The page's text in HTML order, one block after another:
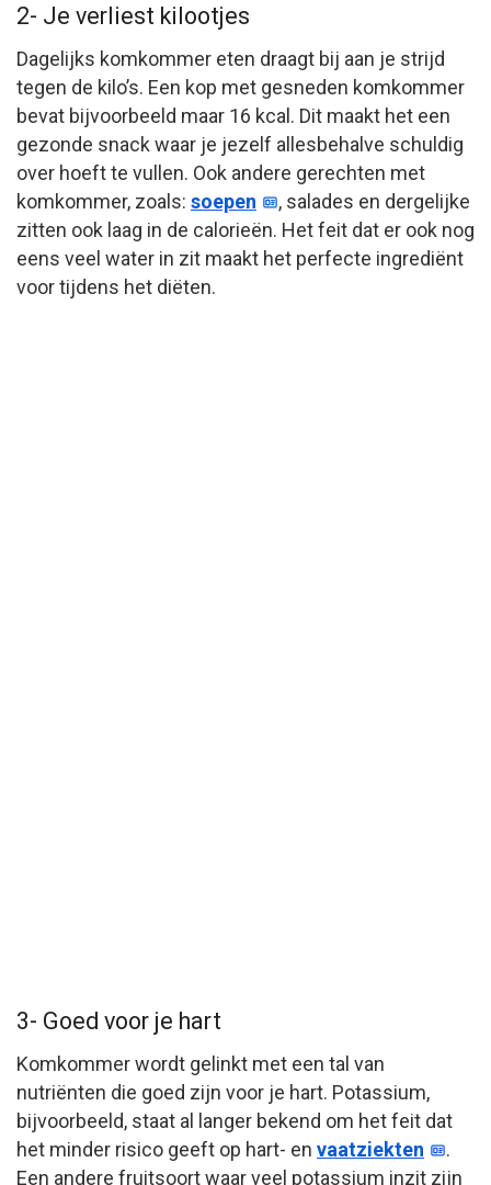
2- Je verliest kilootjes
Dagelijks komkommer eten draagt bij aan je strijd
tegen de kilo’s. Een kop met gesneden komkommer
bevat bijvoorbeeld maar 16 kcal. Dit maakt het een
gezonde snack waar je jezelf allesbehalve schuldig
over hoeft te vullen. Ook andere gerechten met
komkommer, zoals: soepen
, salades en dergelijke
zitten ook laag in de calorieën. Het feit dat er ook nog
eens veel water in zit maakt het perfecte ingrediënt
voor tijdens het diëten.
3- Goed voor je hart
Komkommer wordt gelinkt met een tal van
nutriënten die goed zijn voor je hart. Potassium,
bijvoorbeeld, staat al langer bekend om het feit dat
het minder risico geeft op hart- en vaatziekten
.
Een andere fruitsoort waar veel potassium inzit zijn